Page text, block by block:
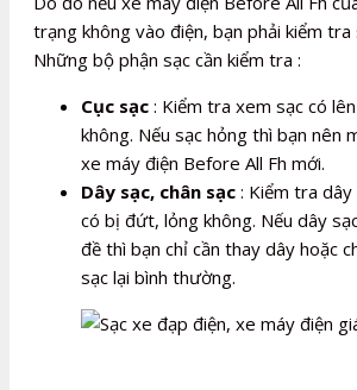
trạng không vào điện, bạn phải kiểm tra
Những bộ phận sạc cần kiểm tra :
Cục sạc : Kiểm tra xem sạc có
không. Nếu sạc hỏng thì bạn nên
xe máy điện Before All Fh mới.
Dây sạc, chân sạc : Kiểm tra dây
có bị đứt, lỏng không. Nếu dây
đề thì bạn chỉ cần thay dây hoặc
sạc lại bình thường.